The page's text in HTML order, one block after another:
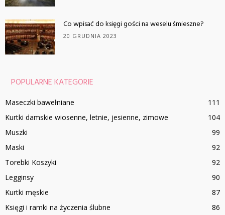
Co wpisać do księgi gości na weselu śmieszne?
20 GRUDNIA 2023
POPULARNE KATEGORIE
Maseczki bawełniane
111
Kurtki damskie wiosenne, letnie, jesienne, zimowe
104
Muszki
99
Maski
92
Torebki Koszyki
92
Legginsy
90
Kurtki męskie
87
Księgi i ramki na życzenia ślubne
86